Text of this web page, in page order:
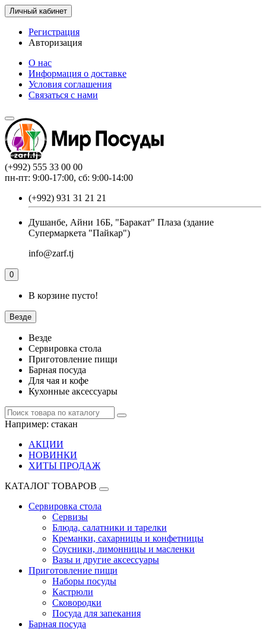
Личный кабинет
Регистрация
Авторизация
О нас
Информация о доставке
Условия соглашения
Связаться с нами
(+992) 555 33 00 00
пн-пт: 9:00-17:00, сб: 9:00-14:00
(+992) 931 31 21 21
Душанбе, Айни 16Б, "Баракат" Плаза (здание
Супермаркета "Пайкар")
info@zarf.tj
0
В корзине пусто!
Везде
Везде
Сервировка стола
Приготовление пищи
Барная посуда
Для чая и кофе
Кухонные аксессуары
Например: стакан
АКЦИИ
НОВИНКИ
ХИТЫ ПРОДАЖ
КАТАЛОГ ТОВАРОВ
Сервировка стола
Сервизы
Блюда, салатники и тарелки
Креманки, сахарницы и конфетницы
Соусники, лимонницы и масленки
Вазы и другие аксессуары
Приготовление пищи
Наборы посуды
Кастрюли
Сковородки
Посуда для запекания
Барная посуда